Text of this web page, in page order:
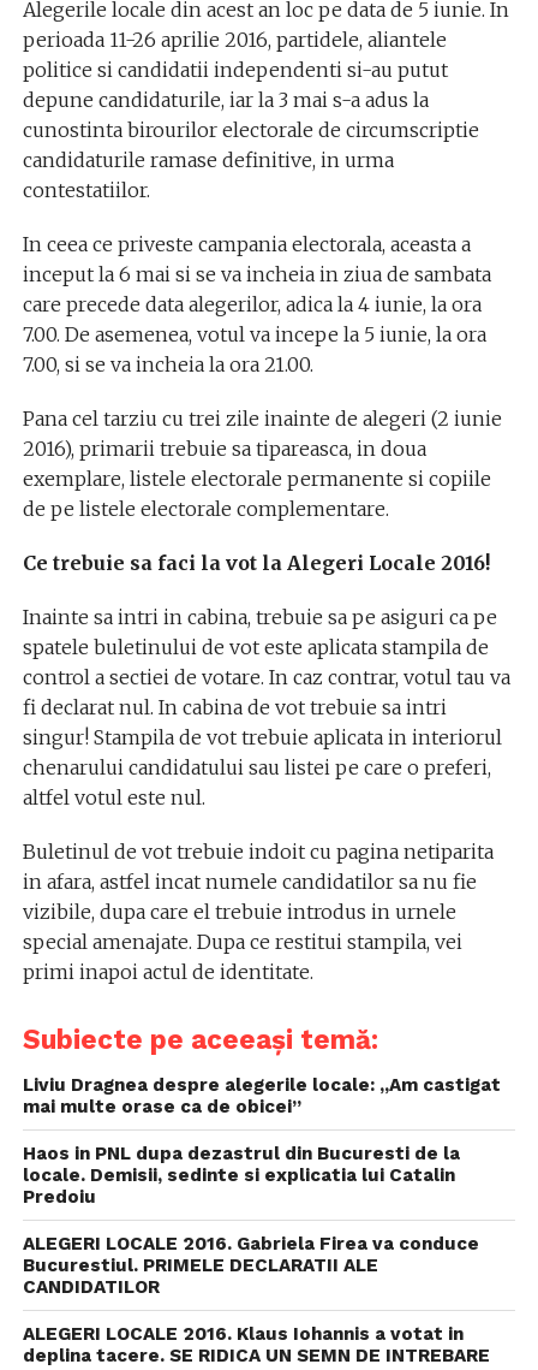
Alegerile locale din acest an loc pe data de 5 iunie. In
perioada 11-26 aprilie 2016, partidele, aliantele
politice si candidatii independenti si-au putut
depune candidaturile, iar la 3 mai s-a adus la
cunostinta birourilor electorale de circumscriptie
candidaturile ramase definitive, in urma
contestatiilor.
In ceea ce priveste campania electorala, aceasta a
inceput la 6 mai si se va incheia in ziua de sambata
care precede data alegerilor, adica la 4 iunie, la ora
7.00. De asemenea, votul va incepe la 5 iunie, la ora
7.00, si se va incheia la ora 21.00.
Pana cel tarziu cu trei zile inainte de alegeri (2 iunie
2016), primarii trebuie sa tipareasca, in doua
exemplare, listele electorale permanente si copiile
de pe listele electorale complementare.
Ce trebuie sa faci la vot la Alegeri Locale 2016!
Inainte sa intri in cabina, trebuie sa pe asiguri ca pe
spatele buletinului de vot este aplicata stampila de
control a sectiei de votare. In caz contrar, votul tau va
fi declarat nul. In cabina de vot trebuie sa intri
singur! Stampila de vot trebuie aplicata in interiorul
chenarului candidatului sau listei pe care o preferi,
altfel votul este nul.
Buletinul de vot trebuie indoit cu pagina netiparita
in afara, astfel incat numele candidatilor sa nu fie
vizibile, dupa care el trebuie introdus in urnele
special amenajate. Dupa ce restitui stampila, vei
primi inapoi actul de identitate.
Subiecte pe aceeași temă:
Liviu Dragnea despre alegerile locale: „Am castigat
mai multe orase ca de obicei”
Haos in PNL dupa dezastrul din Bucuresti de la
locale. Demisii, sedinte si explicatia lui Catalin
Predoiu
ALEGERI LOCALE 2016. Gabriela Firea va conduce
Bucurestiul. PRIMELE DECLARATII ALE
CANDIDATILOR
ALEGERI LOCALE 2016. Klaus Iohannis a votat in
deplina tacere. SE RIDICA UN SEMN DE INTREBARE